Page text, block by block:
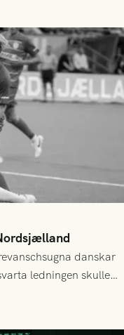
danskar
ledningen skulle
På lika mark visade
tog slut.